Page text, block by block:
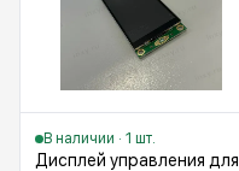
В наличии · 1 шт.
Дисплей управления для